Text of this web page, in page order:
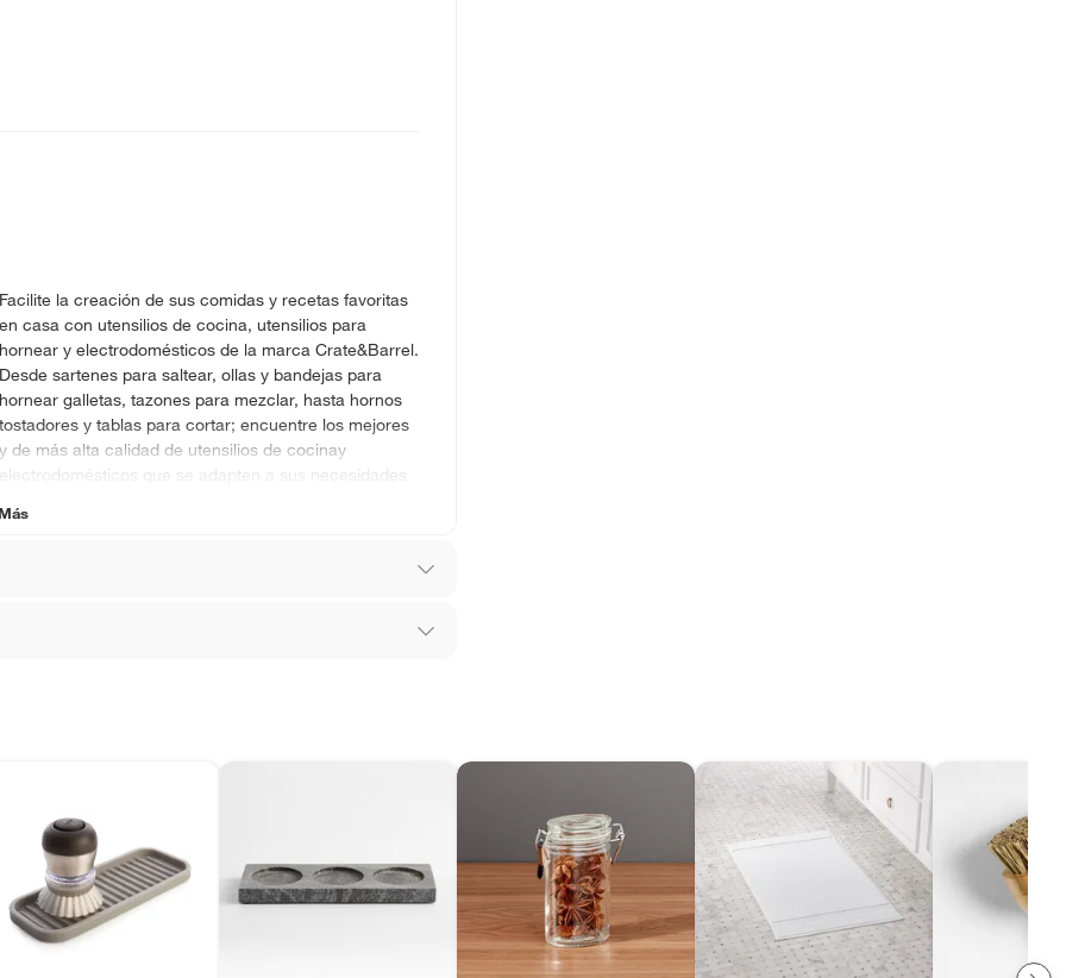
Facilite la creación de sus comidas y recetas favoritas
en casa con utensilios de cocina, utensilios para
hornear y electrodomésticos de la marca Crate&Barrel.
Desde sartenes para saltear, ollas y bandejas para
hornear galletas, tazones para mezclar, hasta hornos
tostadores y tablas para cortar; encuentre los mejores
y de más alta calidad de utensilios de cocinay
electrodomésticos que se adapten a sus necesidades
diferentes, otras con restricciones y algunas
productos para asfalto, hormigón, albañilería.
productos para asfalto.
tecnología, línea blanca, colchones, muebles,